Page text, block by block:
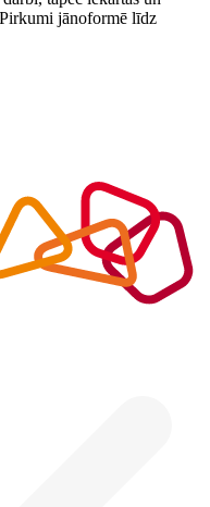
jānoformē līdz